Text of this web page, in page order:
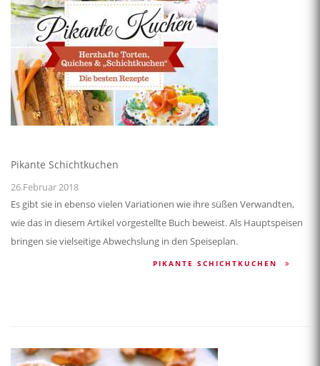
Pikante Schichtkuchen
26.Februar 2018
Es gibt sie in ebenso vielen Variationen wie ihre süßen Verwandten,
wie das in diesem Artikel vorgestellte Buch beweist. Als Hauptspeisen
bringen sie vielseitige Abwechslung in den Speiseplan.
PIKANTE SCHICHTKUCHEN